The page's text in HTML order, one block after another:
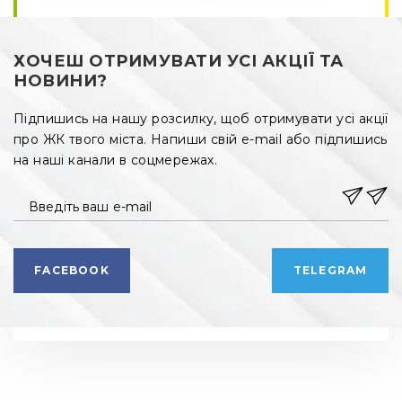
ХОЧЕШ ОТРИМУВАТИ УСІ АКЦІЇ ТА
НОВИНИ?
Підпишись на нашу розсилку, щоб отримувати усі акції
про ЖК твого міста. Напиши свій e-mail або підпишись
на наші канали в соцмережах.
Введіть ваш e-mail
FACEBOOK TELEGRAM